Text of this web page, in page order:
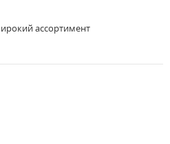
ассортимент